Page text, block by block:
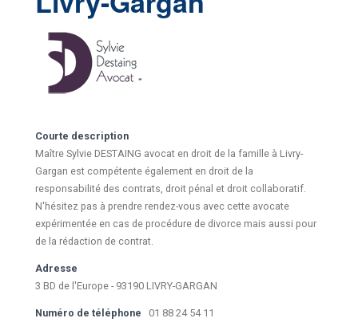
Courte description
Maître Sylvie DESTAING avocat en droit de la famille à Livry-
Gargan est compétente également en droit de la
responsabilité des contrats, droit pénal et droit collaboratif.
N'hésitez pas à prendre rendez-vous avec cette avocate
expérimentée en cas de procédure de divorce mais aussi pour
de la rédaction de contrat.
Adresse
3 BD de l'Europe - 93190 LIVRY-GARGAN
Numéro de téléphone 01 88 24 54 11